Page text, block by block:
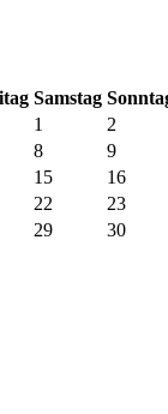
Samstag So
1
2
8
9
15
16
22
23
29
30